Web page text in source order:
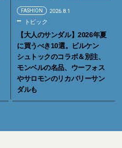
FASHION 2026.8.1
トピック
【大人のサンダル】2026年夏
に買うべき10選。ビルケン
シュトックのコラボ＆別注、
モンベルの名品、ウーフォス
やサロモンのリカバリーサン
ダルも